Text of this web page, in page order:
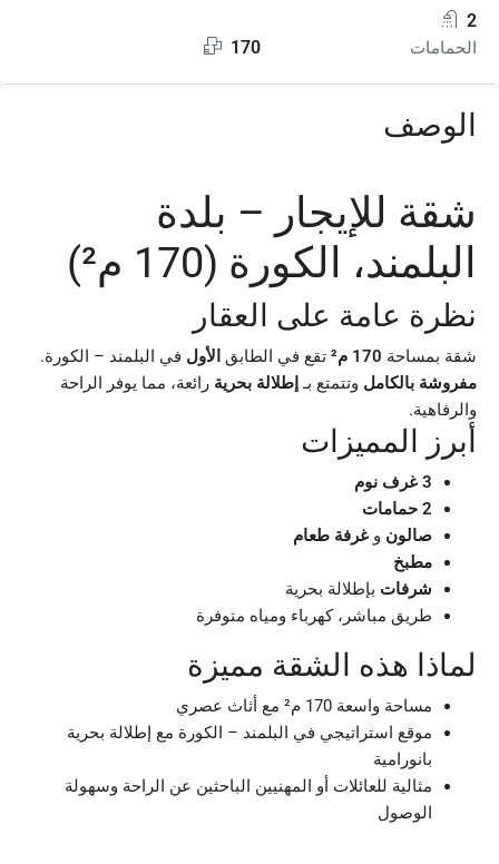
2
الحمامات 170
الوصف
شقة للإيجار – بلدة
البلمند، الكورة (170 م²)
نظرة عامة على العقار
شقة بمساحة 170 م² تقع في الطابق الأول في البلمند – الكورة.
مفروشة بالكامل وتتمتع بـإطلالة بحرية رائعة، مما يوفر الراحة
والرفاهية.
أبرز المميزات
3 غرف نوم
2 حمامات
صالون و غرفة طعام
مطبخ
شرفات بإطلالة بحرية
طريق مباشر، كهرباء ومياه متوفرة
لماذا هذه الشقة مميزة
مساحة واسعة 170 م² مع أثاث عصري
موقع استراتيجي في البلمند – الكورة مع إطلالة بحرية
بانورامية
مثالية للعائلات أو المهنيين الباحثين عن الراحة وسهولة
الوصول